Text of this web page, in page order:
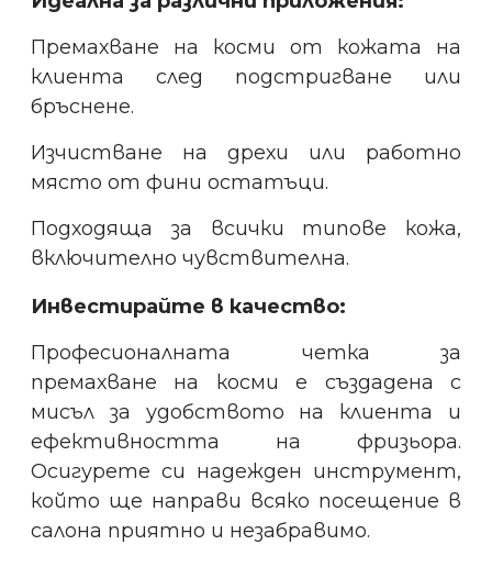
Премахване на косми от кожата на
клиента след подстригване или
бръснене.
Изчистване на дрехи или работно
място от фини остатъци.
Подходяща за всички типове кожа,
включително чувствителна.
Инвестирайте в качество:
Професионалната четка за
премахване на косми е създадена с
мисъл за удобството на клиента и
ефективността на фризьора.
Осигурете си надежден инструмент,
който ще направи всяко посещение в
салона приятно и незабравимо.